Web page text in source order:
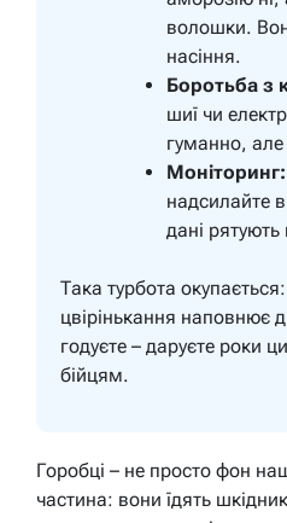
волошки.
насіння.
Боротьба з
шиї чи
гуманно,
Моніторинг:
надсилайте
дані
Така турбота
цвірінькання наповнює
годуєте – даруєте роки
бійцям.
Горобці – не просто фон
частина: вони їдять